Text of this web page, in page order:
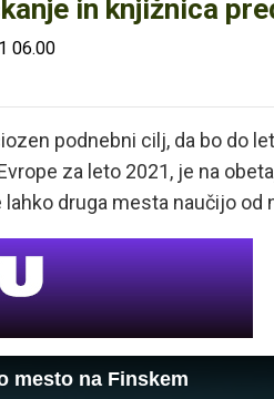
in knjižnica
06.00
podnebni cilj, da bo do
za leto 2021, je na
druga mesta naučijo od
mesto na Finskem